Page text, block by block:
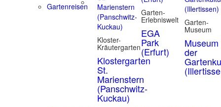
Gartenreisen
Kloster-
Kräutergarten
Klostergarten
St.
Marienstern
(Panschwitz-
Kuckau)
Garten-
Erlebniswelt
EGA
Park
(Erfurt)
Garten-
Museum
Museum
der